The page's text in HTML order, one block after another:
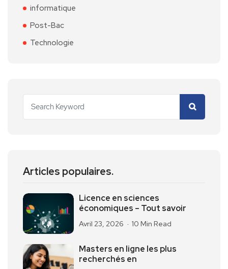
informatique
Post-Bac
Technologie
Articles populaires.
Licence en sciences
économiques – Tout savoir
Avril 23, 2026 10 Min Read
Masters en ligne les plus
recherchés en